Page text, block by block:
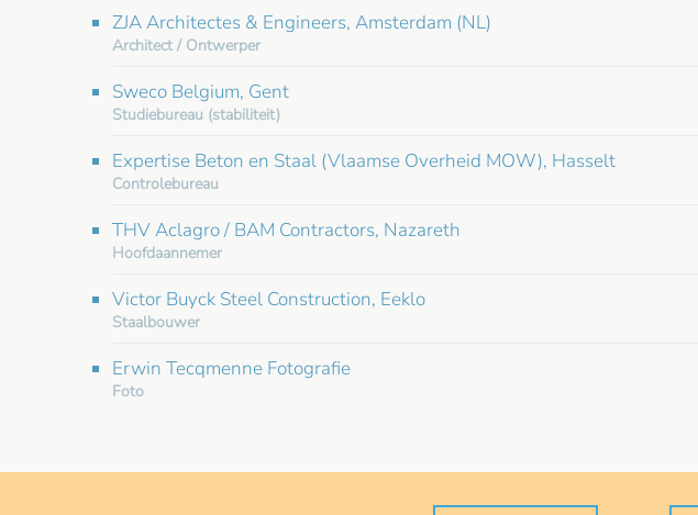
ZJA Architectes & Engineers, Amsterdam (NL)
Architect / Ontwerper
Sweco Belgium, Gent
Studiebureau (stabiliteit)
Expertise Beton en Staal (Vlaamse Overheid MOW), Hasselt
Controlebureau
THV Aclagro / BAM Contractors, Nazareth
Hoofdaannemer
Victor Buyck Steel Construction, Eeklo
Staalbouwer
Erwin Tecqmenne Fotografie
Foto